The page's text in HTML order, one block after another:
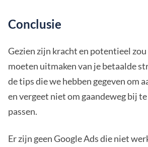
Conclusie
Gezien zijn kracht en potentieel zou
moeten uitmaken van je betaalde
de tips die we hebben gegeven om
en vergeet niet om gaandeweg bij
passen.
Er zijn geen Google Ads die niet